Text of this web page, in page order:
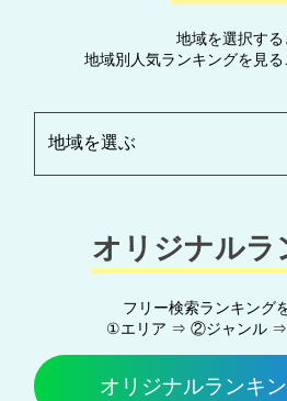
地域を選択する
地域別人気ランキングを見る
オリジナルラ
フリー検索ランキング
①エリア ⇒ ②ジャンル
オリジナルランキ